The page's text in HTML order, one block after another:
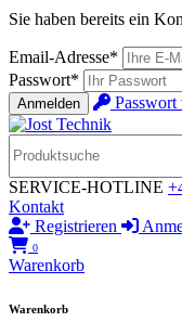
Sie haben bereits ein
Email-Adresse*
Passwort*
Anmelden Passwort
SERVICE-HOTLINE
Kontakt
Registrieren
0
Warenkorb
Warenkorb